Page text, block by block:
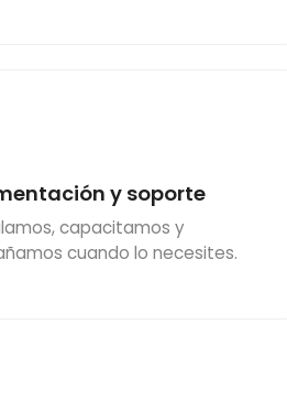
y soporte
capacitamos y
cuando lo necesites.